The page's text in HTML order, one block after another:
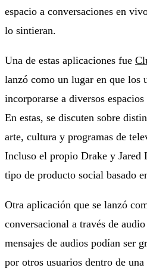
espacio a conversaciones en
lo sintieran.
Una de estas aplicaciones fue
lanzó como un lugar en que los
incorporarse a diversos
En estas, se discuten sobre
arte, cultura y programas de
Incluso el propio Drake y Jared
tipo de producto social basado
Otra aplicación que se lanzó
conversacional a través de
mensajes de audios podían ser
por otros usuarios dentro de